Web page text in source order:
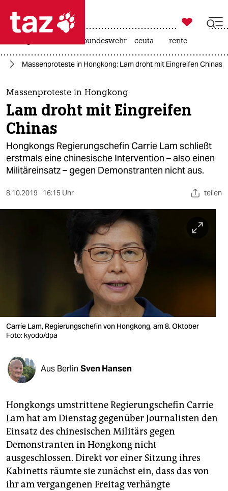
 taz zahl ich
taz zahl ich
themen
politik
öko
gesellschaft
sport
verlag
veranstaltungen
shop
fragen & hilfe
unterstützen
abo
epaper login

taz zahl ich
bundeswehr ceuta rente
Massenproteste in Hongkong: Lam droht mit Eingreifen Chinas​
Massenproteste in Hongkong
Lam droht mit Eingreifen
Chinas​
Hongkongs Regierungschefin Carrie Lam schließt
erstmals eine chinesische Intervention – also einen
Militäreinsatz – gegen Demonstranten nicht aus.
8.10.2019 16:15 Uhr teilen
Carrie Lam, Regierungschefin von Hongkong, am 8. Oktober
Foto: kyodo/dpa
Aus Berlin Sven Hansen
Hongkongs umstrittene Regierungschefin Carrie
Lam hat am Dienstag gegenüber Journalisten den
Einsatz des chinesischen Militärs gegen
Demonstranten in Hongkong nicht
ausgeschlossen. Direkt vor einer Sitzung ihres
Kabinetts räumte sie zunächst ein, dass das von
ihr am vergangenen Freitag verhängte